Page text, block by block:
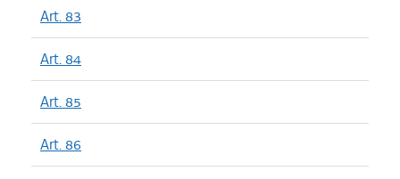
Art. 83
Art. 84
Art. 85
Art. 86